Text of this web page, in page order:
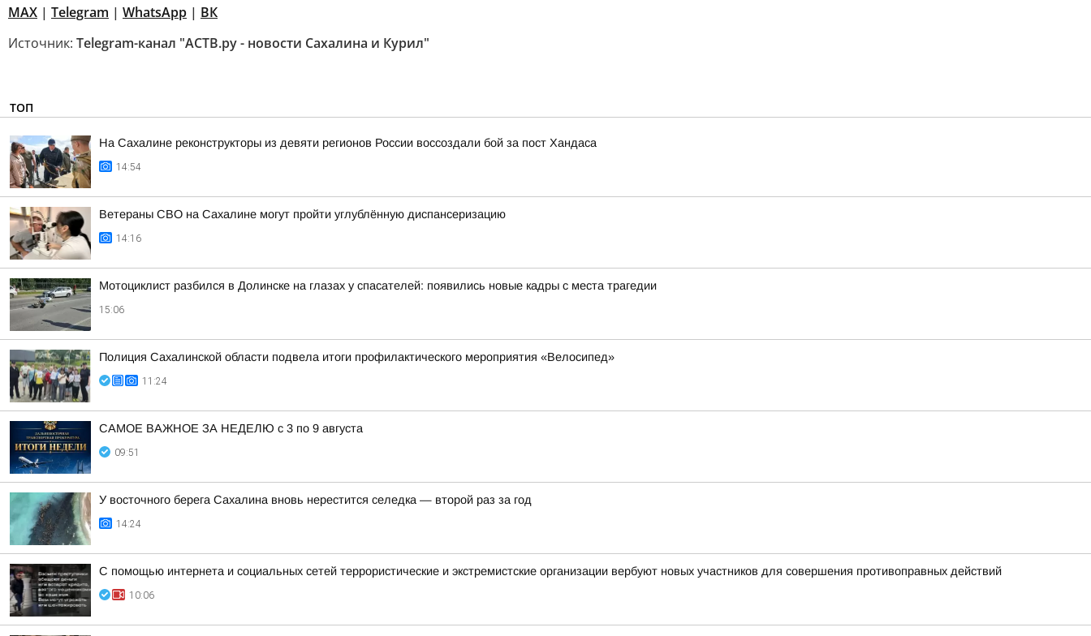
MAX | Telegram | WhatsApp | ВК
Источник: Telegram-канал "АСТВ.ру - новости Сахалина и Курил"
ТОП
На Сахалине реконструкторы из девяти регионов России воссоздали бой за пост Хандаса
14:54
Ветераны СВО на Сахалине могут пройти углублённую диспансеризацию
14:16
Мотоциклист разбился в Долинске на глазах у спасателей: появились новые кадры с места трагедии
15:06
Полиция Сахалинской области подвела итоги профилактического мероприятия «Велосипед»
11:24
САМОЕ ВАЖНОЕ ЗА НЕДЕЛЮ с 3 по 9 августа
09:51
У восточного берега Сахалина вновь нерестится селедка — второй раз за год
14:24
С помощью интернета и социальных сетей террористические и экстремистские организации вербуют новых участников для совершения противоправных действий
10:06